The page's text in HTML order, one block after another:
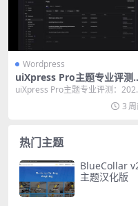
Wordpress
uiXpress Pro主题专业评测
2026年必备的WordPress后
台美化插件
uiXpress Pro主题专业评测：
年必备的WordPress后台美化...
3
热门主题
BlueCollar
主题汉化版